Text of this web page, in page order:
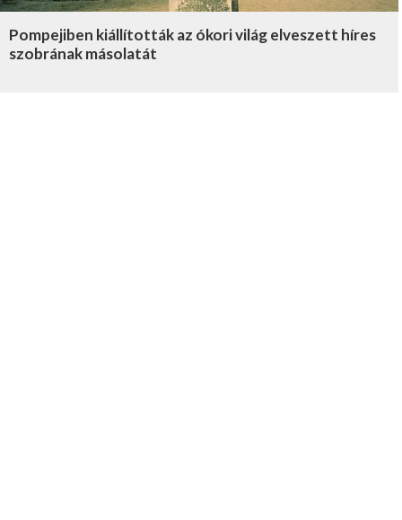
Pompejiben kiállították az ókori világ elveszett híres
szobrának másolatát